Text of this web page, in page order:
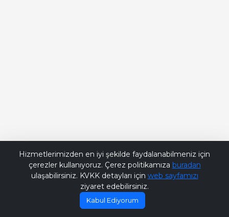
Hizmetlerimizden en iyi şekilde faydalanabilmeniz için
çerezler kullanıyoruz. Çerez politikamıza buradan
ulaşabilirsiniz. KVKK detayları için web sayfamızı
ziyaret edebilirsiniz.
Kabul Ediyorum
Bana Soru Sor | Ask Me